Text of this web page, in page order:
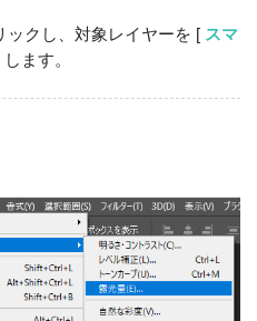
ックし、対象レイヤーを [ スマ
ます。